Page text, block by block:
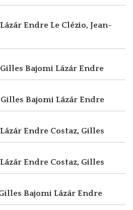
Endre Le Clézio, Jean-
Gilles Bajomi Lázár Endre
Gilles Bajomi Lázár Endre
Endre Costaz, Gilles
Endre Costaz, Gilles
Bajomi Lázár Endre